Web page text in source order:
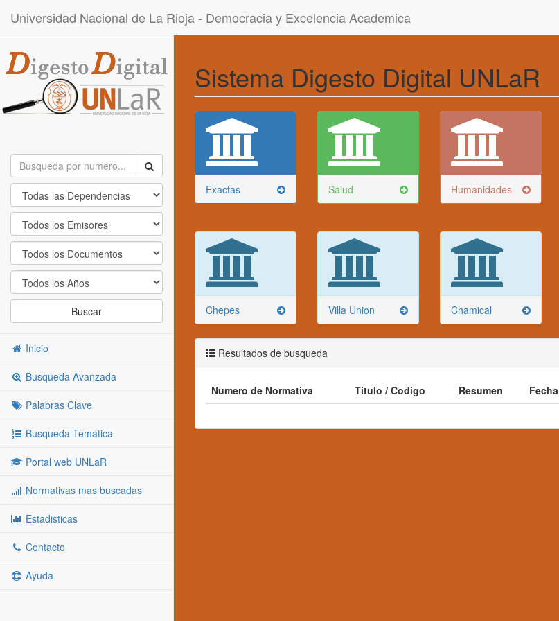
Universidad Nacional de La Rioja - Democracia y Excelencia Academica
Buscar
Inicio
Busqueda Avanzada
Palabras Clave
Busqueda Tematica
Portal web UNLaR
Normativas mas buscadas
Estadisticas
Contacto
Ayuda
Sistema Digesto Digital UNLaR
Exactas Salud Humanidades
Chepes Villa Union Chamical
Resultados de busqueda
Numero de Normativa Titulo / Codigo Resumen Fecha